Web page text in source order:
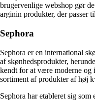
brugervenlige webshop gør
arginin produkter, der passer
Sephora
Sephora er en international
af skønhedsprodukter,
kendt for at være moderne og
sortiment af produkter af høj
Sephora har etableret sig